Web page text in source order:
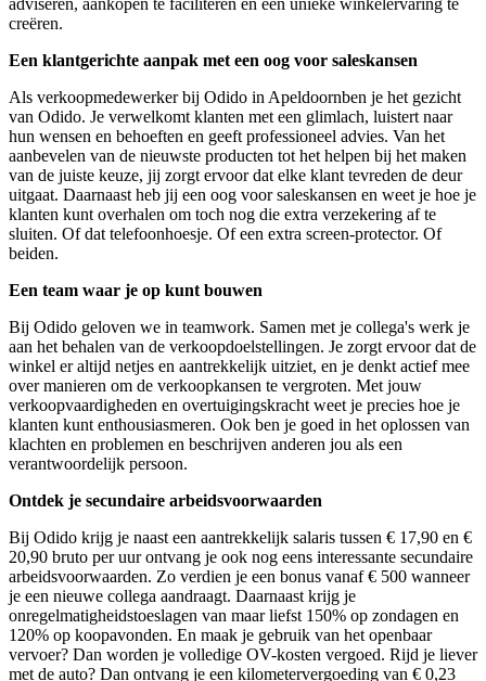
creëren.
Een klantgerichte aanpak met een oog voor saleskansen
Als verkoopmedewerker bij Odido in Apeldoornben je het gezicht
van Odido. Je verwelkomt klanten met een glimlach, luistert naar
hun wensen en behoeften en geeft professioneel advies. Van het
aanbevelen van de nieuwste producten tot het helpen bij het maken
van de juiste keuze, jij zorgt ervoor dat elke klant tevreden de deur
uitgaat. Daarnaast heb jij een oog voor saleskansen en weet je hoe je
klanten kunt overhalen om toch nog die extra verzekering af te
sluiten. Of dat telefoonhoesje. Of een extra screen-protector. Of
beiden.
Een team waar je op kunt bouwen
Bij Odido geloven we in teamwork. Samen met je collega's werk je
aan het behalen van de verkoopdoelstellingen. Je zorgt ervoor dat de
winkel er altijd netjes en aantrekkelijk uitziet, en je denkt actief mee
over manieren om de verkoopkansen te vergroten. Met jouw
verkoopvaardigheden en overtuigingskracht weet je precies hoe je
klanten kunt enthousiasmeren. Ook ben je goed in het oplossen van
klachten en problemen en beschrijven anderen jou als een
verantwoordelijk persoon.
Ontdek je secundaire arbeidsvoorwaarden
Bij Odido krijg je naast een aantrekkelijk salaris tussen € 17,90 en €
20,90 bruto per uur ontvang je ook nog eens interessante secundaire
arbeidsvoorwaarden. Zo verdien je een bonus vanaf € 500 wanneer
je een nieuwe collega aandraagt. Daarnaast krijg je
onregelmatigheidstoeslagen van maar liefst 150% op zondagen en
120% op koopavonden. En maak je gebruik van het openbaar
vervoer? Dan worden je volledige OV-kosten vergoed. Rijd je liever
met de auto? Dan ontvang je een kilometervergoeding van € 0,23